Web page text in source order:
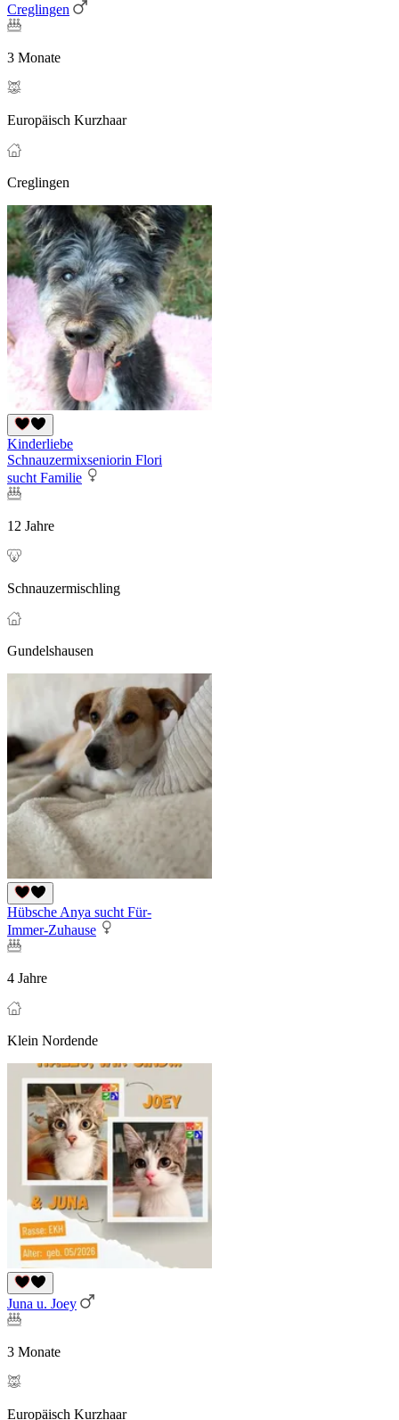
Creglingen
3 Monate
Europäisch Kurzhaar
Creglingen
Kinderliebe
Schnauzermixseniorin Flori
sucht Familie
12 Jahre
Schnauzermischling
Gundelshausen
Hübsche Anya sucht Für-
Immer-Zuhause
4 Jahre
Klein Nordende
Juna u. Joey
3 Monate
Europäisch Kurzhaar